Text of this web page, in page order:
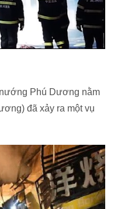
Phú Dương nằm
đã xảy ra một vụ